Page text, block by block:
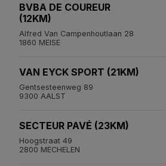
BVBA DE COUREUR
(12KM)
Alfred Van Campenhoutlaan 28
1860 MEISE
VAN EYCK SPORT (21KM)
Gentsesteenweg 89
9300 AALST
SECTEUR PAVÉ (23KM)
Hoogstraat 49
2800 MECHELEN